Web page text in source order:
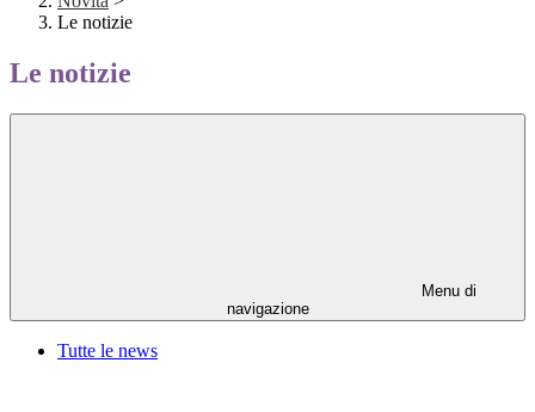
Le notizie
Le notizie
Menu di
navigazione
Tutte le news